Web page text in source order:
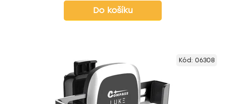
Do košíku
Kód: 06308